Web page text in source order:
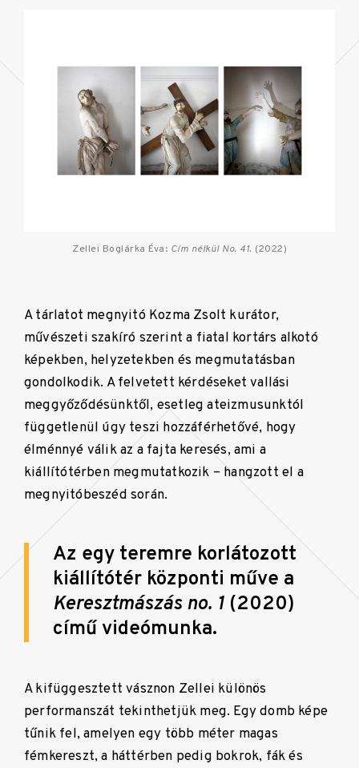
Zellei Boglárka Éva: Cím nélkül No. 41. (2022)
A tárlatot megnyitó Kozma Zsolt kurátor,
művészeti szakíró szerint a fiatal kortárs alkotó
képekben, helyzetekben és megmutatásban
gondolkodik. A felvetett kérdéseket vallási
meggyőződésünktől, esetleg ateizmusunktól
függetlenül úgy teszi hozzáférhetővé, hogy
élménnyé válik az a fajta keresés, ami a
kiállítótérben megmutatkozik – hangzott el a
megnyitóbeszéd során.
Az egy teremre korlátozott
kiállítótér központi műve a
Keresztmászás no. 1 (2020)
című videómunka.
A kifüggesztett vásznon Zellei különös
performanszát tekinthetjük meg. Egy domb képe
tűnik fel, amelyen egy több méter magas
fémkereszt, a háttérben pedig bokrok, fák és